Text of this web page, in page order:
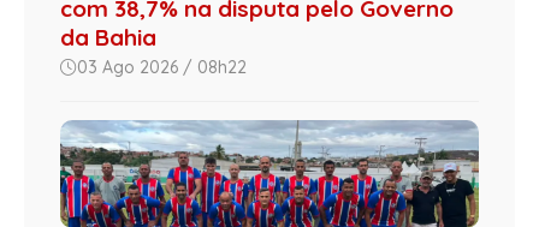
com 38,7% na disputa pelo Governo
da Bahia
03 Ago 2026 / 08h22